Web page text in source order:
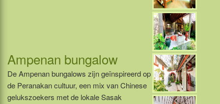
Ampenan bungalow
De Ampenan bungalows zijn geïnspireerd op
de Peranakan cultuur, een mix van Chinese
gelukszoekers met de lokale Sasak